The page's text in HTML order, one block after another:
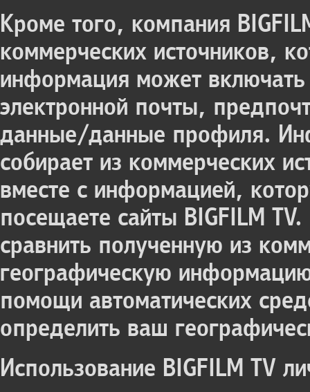
Кроме того, компания
коммерческих источников,
информация может
электронной почты,
данные/данные профиля.
собирает из коммерческих
вместе с информацией,
посещаете сайты BIGFILM
сравнить полученную из
географическую
помощи автоматических
определить ваш
Использование BIGFILM TV